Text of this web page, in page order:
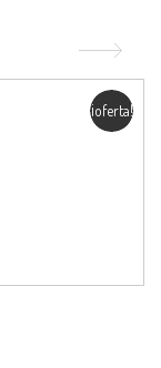
¡oferta!